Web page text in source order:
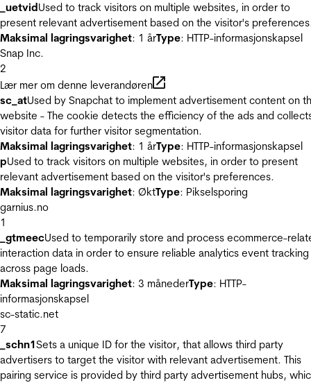
_uetvidUsed to track visitors on multiple websites, in order to
present relevant advertisement based on the visitor's
Maksimal lagringsvarighet: 1 årType: HTTP-informasjonskapsel
Snap Inc.
2
Lær mer om denne leverandøren
sc_atUsed by Snapchat to implement advertisement content on
website - The cookie detects the efficiency of the ads and
visitor data for further visitor segmentation.
Maksimal lagringsvarighet: 1 årType: HTTP-informasjonskapsel
pUsed to track visitors on multiple websites, in order to present
relevant advertisement based on the visitor's preferences.
Maksimal lagringsvarighet: ØktType: Pikselsporing
garnius.no
1
_gtmeecUsed to temporarily store and process ecommerce-
interaction data in order to ensure reliable analytics event tracking
across page loads.
Maksimal lagringsvarighet: 3 månederType: HTTP-
informasjonskapsel
sc-static.net
7
_schn1Sets a unique ID for the visitor, that allows third party
advertisers to target the visitor with relevant advertisement. This
pairing service is provided by third party advertisement hubs,